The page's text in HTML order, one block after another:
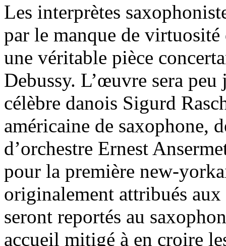
Les interprètes
par le manque de
une véritable pièce
Debussy. L’œuvre sera
célèbre danois Sigurd
américaine de saxophone,
d’orchestre Ernest
pour la première new-
originalement attribués
seront reportés au
accueil mitigé à en croire